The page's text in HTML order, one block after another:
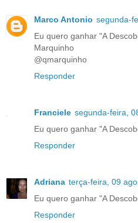
Marco Antonio segunda-
Eu quero ganhar "A
Marquinho
@qmarquinho
Responder
Franciele segunda-feira,
Eu quero ganhar "A
Responder
Adriana terça-feira, 09
Eu quero ganhar "A
Responder